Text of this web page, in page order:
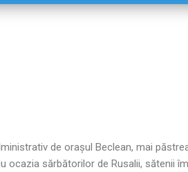
de oraşul Beclean, mai
ocazia sărbătorilor de Rusalii, sătenii